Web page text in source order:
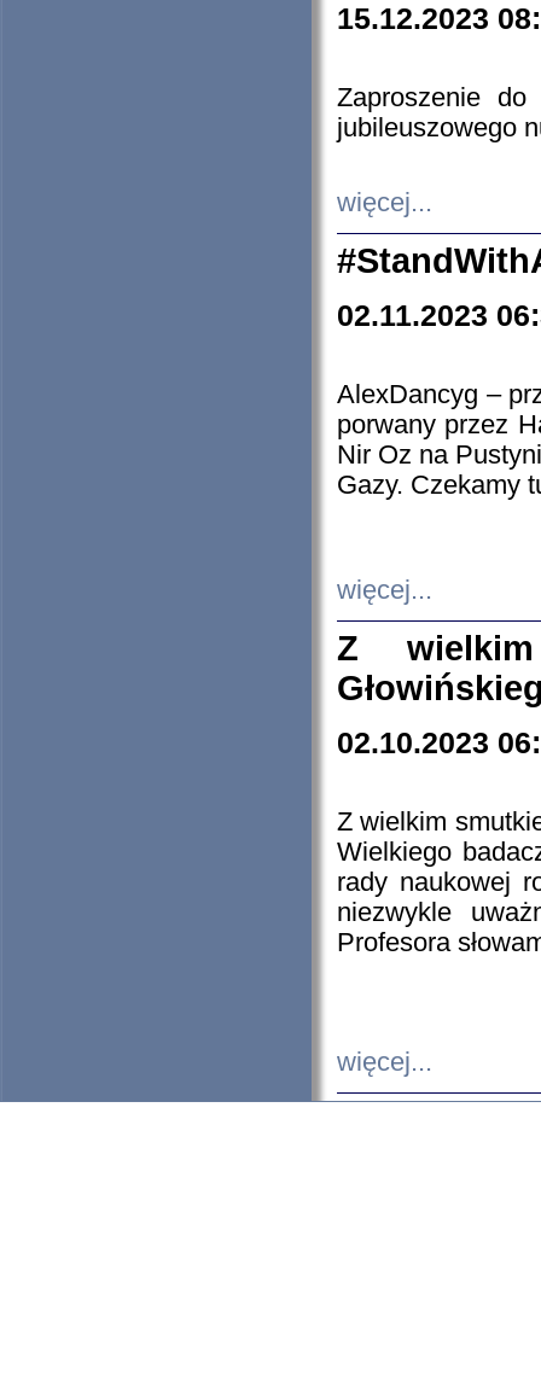
15.12.2023
Zaproszenie do
jubileuszowego
więcej...
02.11.2023
AlexDancyg –
porwany przez
Nir Oz na
Gazy. Czekamy
więcej...
Z
02.10.2023
Z wielkim
Wielkiego
rady naukowej
niezwykle
Profesora
więcej...